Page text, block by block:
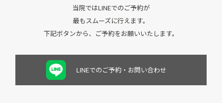
当院ではLINEでのご予約が
最もスムーズに行えます。
下記ボタンから、ご予約をお願いいたします。
LINEでのご予約・お問い合わせ